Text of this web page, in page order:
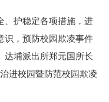
护稳定各项措施，进
识，预防校园欺凌事件
达埔派出所郑元国所长
进校园暨防范校园欺凌